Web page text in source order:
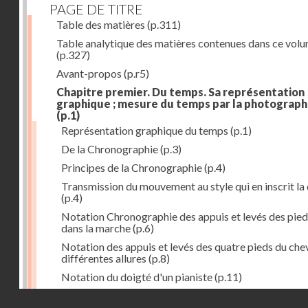
PAGE DE TITRE
Table des matières (p.311)
Table analytique des matières contenues dans ce
(p.327)
Avant-propos (p.r5)
Chapitre premier. Du temps. Sa représentation
graphique ; mesure du temps par la
(p.1)
Représentation graphique du temps (p.1)
De la Chronographie(p.3)
Principes de la Chronographie(p.4)
Transmission du mouvement au style qui en inscrit la
(p.4)
Notation Chronographie des appuis et levés des
dans la marche(p.6)
Notation des appuis et levés des quatre pieds du
différentes allures (p.8)
Notation du doigté d'un pianiste(p.11)